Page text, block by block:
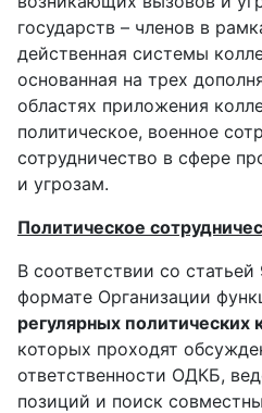
государств – членов в
действенная системы
основанная на трех
областях приложения
политическое, военное
сотрудничество в сфере
и угрозам.
Политическое
В соответствии со
формате Организации
регулярных политических
которых проходят
ответственности ОДКБ,
позиций и поиск